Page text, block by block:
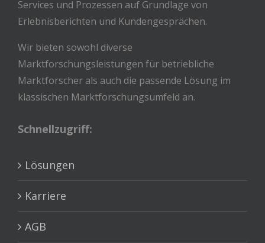
Services und Prozessen auf Grundlage von
Erlebnisberichten und Kundengesprächen.
Wir bieten sowohl diverse
Marktforschungsleistungen für betriebliche
Marktforscher als auch die passende Lösung im
klassischen Marktforschungsumfeld an.
Schnellzugriff:
Lösungen
Karriere
AGB